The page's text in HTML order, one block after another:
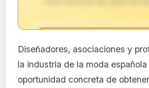
🔒
Análisis de impacto
para
El análisis detallado del
Diseñadores, asociaciones y
la industria de la moda
oportunidad concreta de